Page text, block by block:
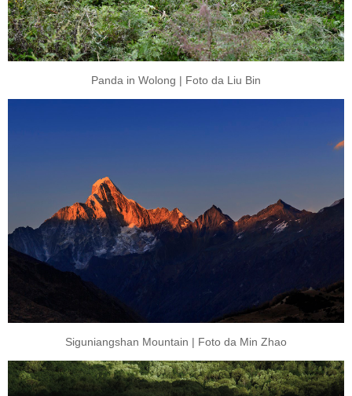
Panda in Wolong | Foto da Liu Bin
Siguniangshan Mountain | Foto da Min Zhao